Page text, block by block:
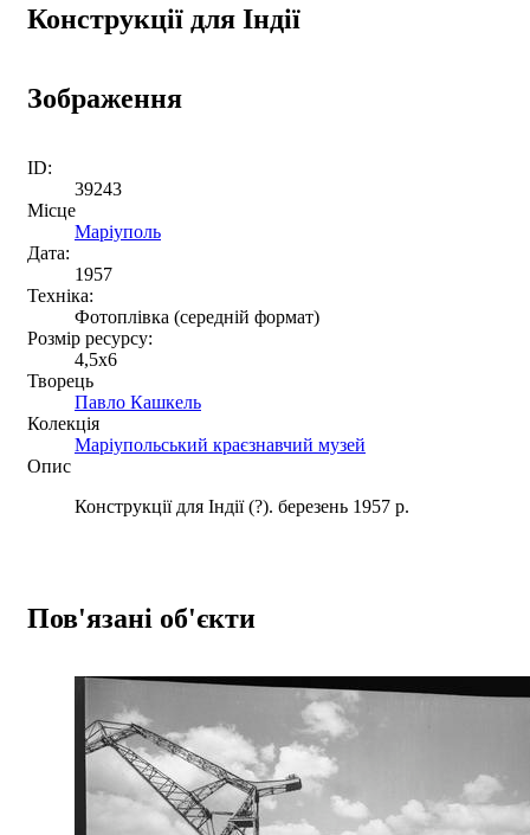
Конструкції для Індії
Зображення
ID:
39243
Місце
Маріуполь
Дата:
1957
Техніка:
Фотоплівка (середній формат)
Розмір ресурсу:
4,5x6
Творець
Павло Кашкель
Колекція
Маріупольський краєзнавчий музей
Опис
Конструкції для Індії (?). березень 1957 р.
Пов'язані об'єкти